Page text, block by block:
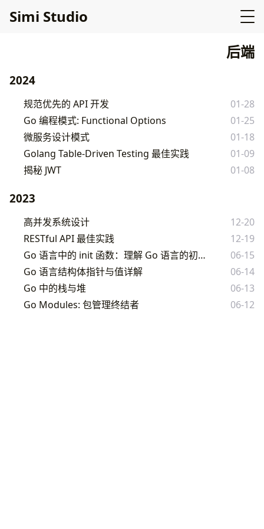
Simi Studio
后端
2024
规范优先的 API 开发
01-28
Go 编程模式: Functional Options
01-25
微服务设计模式
01-18
Golang Table-Driven Testing 最佳实践
01-09
揭秘 JWT
01-08
2023
高并发系统设计
12-20
RESTful API 最佳实践
12-19
Go 语言中的 init 函数：理解 Go 语言的初始化
06-15
Go 语言结构体指针与值详解
06-14
Go 中的栈与堆
06-13
Go Modules: 包管理终结者
06-12